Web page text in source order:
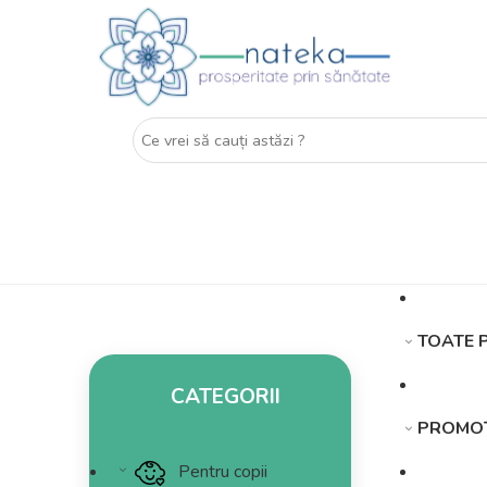
CATEGORII
Pentru copii
TOATE